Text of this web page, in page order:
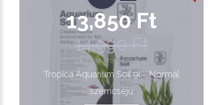
13,850 Ft
14,990 Ft
Nettó ár: 10,905 Ft
Tropica Aquarium Soil 9l - Normál
szemcséjű